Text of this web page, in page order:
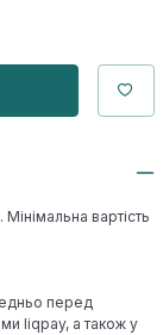
вартість
перед
liqpay, а також у